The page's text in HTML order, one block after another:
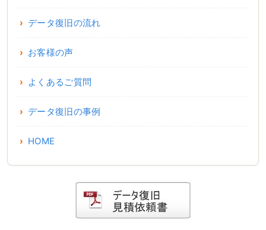
データ復旧の流れ
お客様の声
よくあるご質問
データ復旧の事例
HOME